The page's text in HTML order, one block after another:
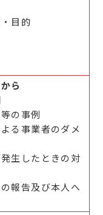
目的
ら
の事例
る事業者のダメ
生したときの対
報告及び本人へ